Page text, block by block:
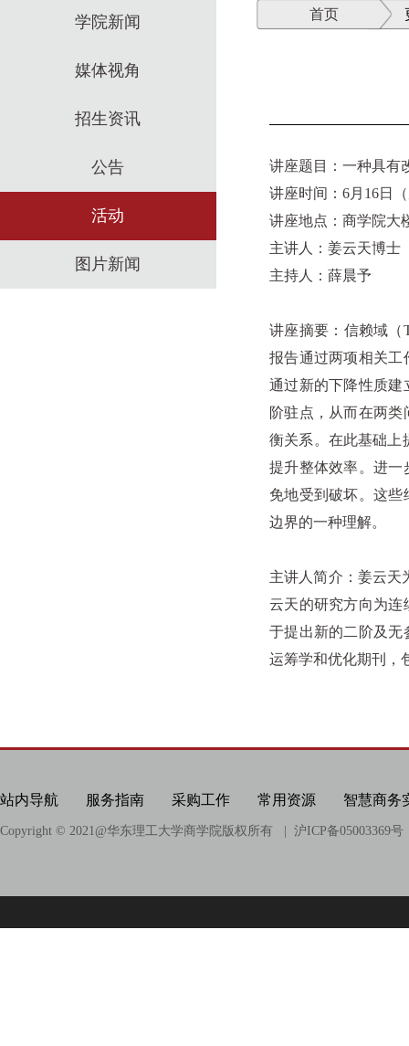
学院新闻
媒体视角
招生资讯
公告
活动
图片新闻
首页
讲座题目：一种具有
讲座时间：6月16日
讲座地点：商学院大
主讲人：姜云天博士
主持人：薛晨予
讲座摘要：信赖域（
报告通过两项相关工
通过新的下降性质建
阶驻点，从而在两
衡关系。在此基础上
提升整体效率。进一
免地受到破坏。这
边界的一种理解。
主讲人简介：姜云天
云天的研究方向为连
于提出新的二阶及无
运筹学和优化期刊，
站内导航 服务指南 采购工作 常用资源 智慧商务
Copyright © 2021@华东理工大学商学院版权所有 | 沪ICP备05003369号